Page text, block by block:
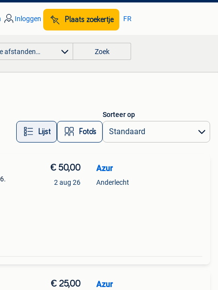
Inloggen Plaats zoekertje FR
afstanden… Zoek
Lijst Foto’s
Sorteer op
€ 50,00
2 aug 26
Azur
Anderlecht
€ 25,00 Azur